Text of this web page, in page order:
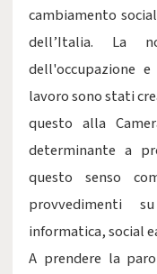
cambiamento
dell’Italia. La
dell'occupazione
lavoro sono stati
questo alla
determinante a
questo senso
provvedimenti
informatica, social
A prendere la